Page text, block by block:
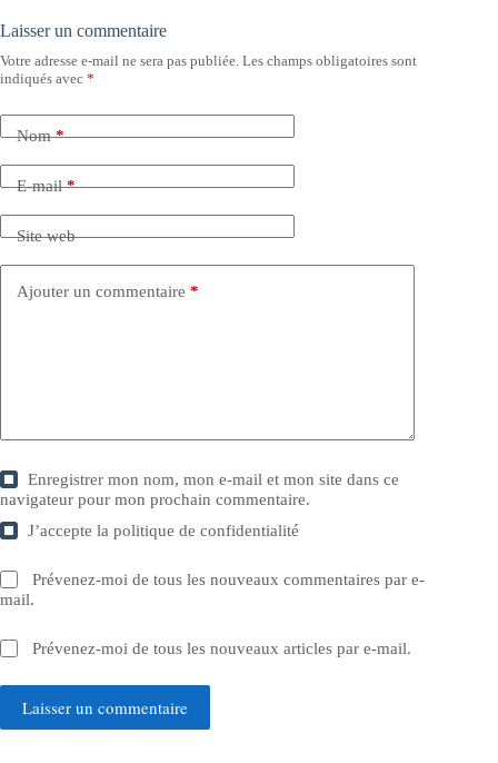
Laisser un commentaire
Votre adresse e-mail ne sera pas publiée. Les champs obligatoires sont
indiqués avec *
Nom*
E-mail*
Site web
Ajouter un commentaire *
Enregistrer mon nom, mon e-mail et mon site dans ce
navigateur pour mon prochain commentaire.
J’accepte lapolitique de confidentialité
Prévenez-moi de tous les nouveaux commentaires par e-
mail.
Prévenez-moi de tous les nouveaux articles par e-mail.
Laisser un commentaire